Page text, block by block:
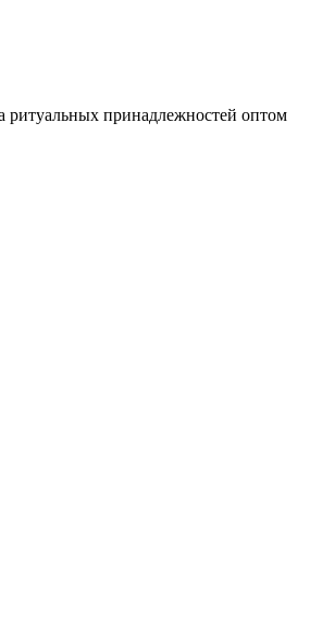
принадлежностей оптом